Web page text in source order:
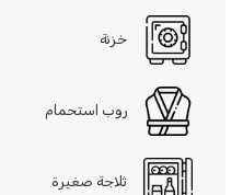
خزنة
روب استحمام
ثلاجة صغيرة